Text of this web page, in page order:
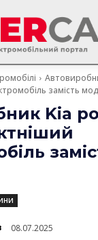
замість
Kia
08.07.2025